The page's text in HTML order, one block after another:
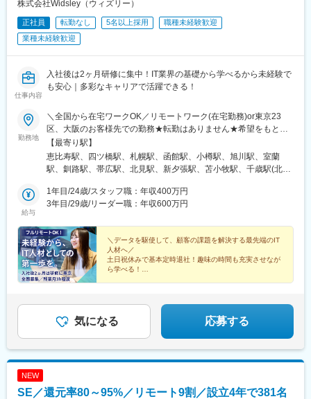
株式会社Widsley（ウィズリー）
正社員 転勤なし 5名以上採用
職種未経験歓迎
業種未経験歓迎
仕事内容
入社後は2ヶ月研修に集中！IT業界の基礎から学べるから未経験で
も安心｜多彩なキャリアで活躍できる！
勤務地
＼全国から在宅ワークOK／リモートワーク(在宅勤務)or東京23
区、大阪のお客様先での勤務★転勤はありません★希望をもとに
配属先を決定します★リモートワーク率5割★フルリモートの場合
は通勤不要※入社後2ヶ月研修は東京にて実施、その後はスキルに
応じてリモートワーク可※研修終了後も東京本社での勤務が必要な
比寿駅』徒歩4分■大阪支社大阪府大阪市西区新町1-2-9日宝四ツ橋
新町ビル8階1号室『四ツ橋駅』徒歩3分
【最寄り駅】
恵比寿駅、四ツ橋駅、札幌駅、函館駅、小樽駅、旭川駅、室蘭
駅、釧路駅、帯広駅、北見駅、新夕張駅、苫小牧駅、千歳駅(北海
上駅、宮古駅、盛駅、久慈駅、仙台駅、石巻駅、杜せきのした
駅、新田駅(宮城県)、多賀城駅、気仙沼駅、いわき駅、郡山駅(福
駅、秋田駅、横手駅、能代駅、湯沢駅、大久保駅(秋田県)、鷹ノ巣
駅、山形駅、鶴岡駅、酒田駅、米沢駅、天童駅、さくらんぼ東根
駅、寒河江駅、新庄駅、水戸駅、つくば駅、日立駅、勝田駅、土
浦駅、古河駅、取手駅、下館駅、笹川駅、牛久駅、龍ケ崎市駅、
守谷駅、水海道駅、宇都宮駅、小山駅、栃木駅、足利駅、佐野
駅、前橋駅、太田駅(群馬県)、伊勢崎駅、桐生駅、館林駅、渋川
駅、川口駅、川越駅、所沢駅、越谷駅、草加駅、春日部駅、上尾
駅、熊谷駅、浦和駅、新座駅、狭山市駅、入間市駅、三郷駅(埼玉
都)、池袋駅、目黒駅、錦糸町駅、六本木駅、渋谷駅、調布駅、上
給与
1年目/24歳/スタッフ職：年収400万円
3年目/29歳/リーダー職：年収600万円
＼データを駆使して、顧客の課題を解決する最先端のIT
人材へ／
土日祝休みで基本定時退社！趣味の時間も充実させなが
ら学べる！
◎入社後はITの基礎研修からスタート
◎フルリモートOK
気になる 応募する
NEW
SE／還元率80～95%／リモート9割／設立4年で381名